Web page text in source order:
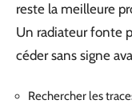
reste la meilleure
Un radiateur fonte
céder sans signe
Rechercher les